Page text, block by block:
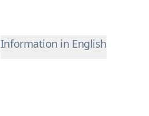
Information in English